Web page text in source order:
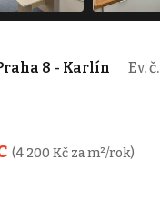
8 - Karlín Ev. č.
(4 200 Kč za m²/rok)